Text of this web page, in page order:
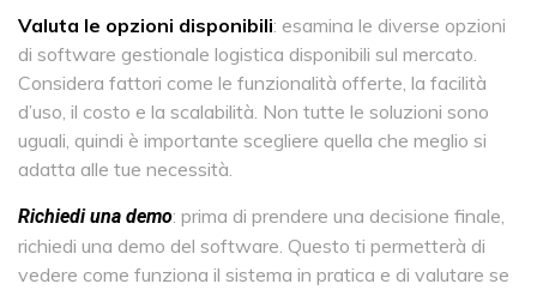
Valuta le opzioni disponibili: esamina le diverse opzioni
di software gestionale logistica disponibili sul mercato.
Considera fattori come le funzionalità offerte, la facilità
d’uso, il costo e la scalabilità. Non tutte le soluzioni sono
uguali, quindi è importante scegliere quella che meglio si
adatta alle tue necessità.
Richiedi una demo: prima di prendere una decisione finale,
richiedi una demo del software. Questo ti permetterà di
vedere come funziona il sistema in pratica e di valutare se